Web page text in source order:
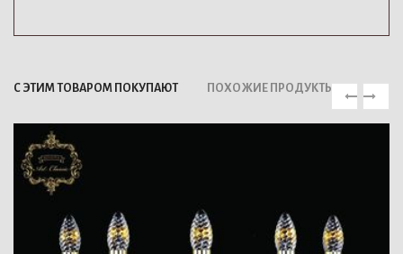
С ЭТИМ ТОВАРОМ ПОКУПАЮТ ПОХОЖИЕ ПРОДУКТЫ